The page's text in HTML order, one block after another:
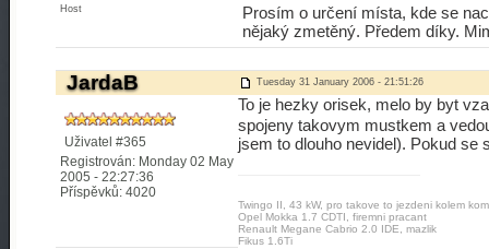
Host
Prosím o určení místa, kde se
nějaký zmetěný. Předem díky.
JardaB Tuesday 31 January 2006 - 21:51:26
Uživatel #365
Registrován: Monday 02 May
2005 - 22:27:36
Příspěvků: 4020
To je hezky orisek, melo by byt
spojeny takovym mustkem a
jsem to dlouho nevidel). Pokud se
Twingo II, 43 kW, pro takove to jezdeni kolem
Opel Mokka 1.7 CDTI, firemni pracant
Renault Megane Cabrio 2.0 IDE, mazlik
Fikus 1.6Ti